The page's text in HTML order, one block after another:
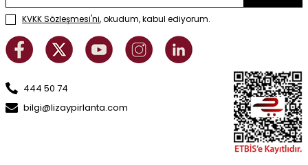
KVKK Sözleşmesi'ni, okudum, kabul ediyorum.
444 50 74
bilgi@lizaypirlanta.com